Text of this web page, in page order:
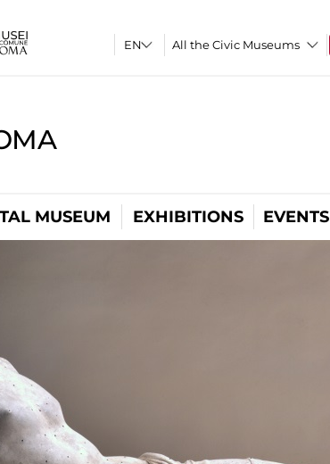
All the Civic Museums
MUSEUM EXHIBITIONS EVENTS